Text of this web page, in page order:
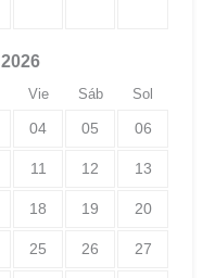
2026
Vie Sáb Sol
04 05 06
11 12 13
18 19 20
25 26 27